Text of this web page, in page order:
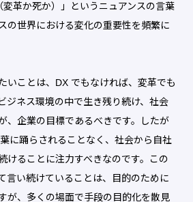
革か死か）」というニュアンスの言葉
の世界における変化の重要性を頻繁に
いことは、DX でもなければ、変革でも
ジネス環境の中で生き残り続け、社会
、企業の目標であるべきです。したが
に踊らされることなく、社会から自社
けることに注力すべきなのです。この
言い続けていることは、目的のために
が、多くの場面で手段の目的化を散見